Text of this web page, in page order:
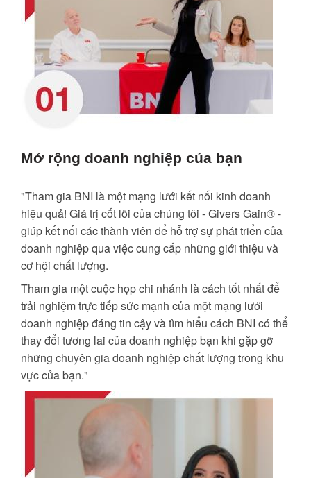
Mở rộng doanh nghiệp của bạn
"Tham gia BNI là một mạng lưới kết nối kinh doanh
hiệu quả! Giá trị cốt lõi của chúng tôi - Givers Gain® -
giúp kết nối các thành viên để hỗ trợ sự phát triển của
doanh nghiệp qua việc cung cấp những giới thiệu và
cơ hội chất lượng.
Tham gia một cuộc họp chi nhánh là cách tốt nhất để
trải nghiệm trực tiếp sức mạnh của một mạng lưới
doanh nghiệp đáng tin cậy và tìm hiểu cách BNI có thể
thay đổi tương lai của doanh nghiệp bạn khi gặp gỡ
những chuyên gia doanh nghiệp chất lượng trong khu
vực của bạn."